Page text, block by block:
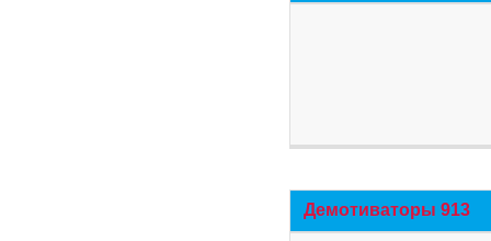
Демотиваторы 913